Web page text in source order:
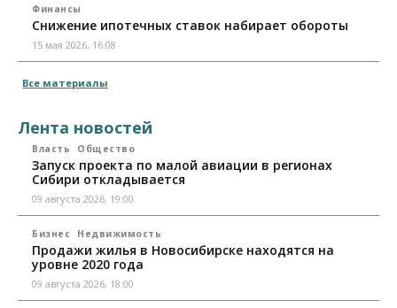
Финансы
Снижение ипотечных ставок набирает обороты
15 мая 2026, 16:08
Все материалы
Лента новостей
Власть Общество
Запуск проекта по малой авиации в регионах
Сибири откладывается
09 августа 2026, 19:00
Бизнес Недвижимость
Продажи жилья в Новосибирске находятся на
уровне 2020 года
09 августа 2026, 18:00